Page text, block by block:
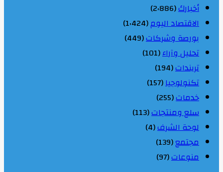
أخبارك(2٬886)
الاقتصاد اليوم(1٬424)
بورصة وشركات(449)
تحليل وآراء(101)
تريندات(194)
تكنولوجيا(157)
خدمات(255)
سلع ومنتجات(113)
لوحة الشرف(4)
مجتمع(139)
منوعات(97)